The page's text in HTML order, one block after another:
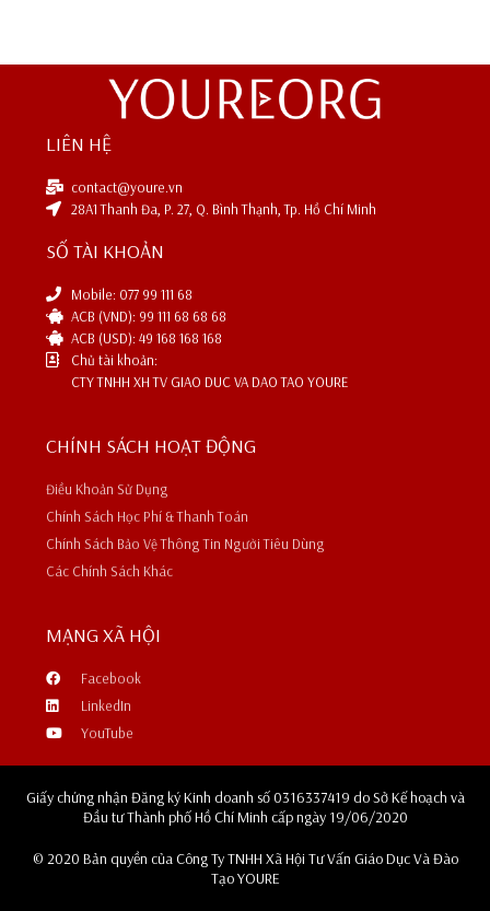
LIÊN HỆ
contact@youre.vn
28A1 Thanh Đa, P. 27, Q. Bình Thạnh, Tp. Hồ Chí Minh
SỐ TÀI KHOẢN
Mobile: 077 99 111 68
ACB (VND): 99 111 68 68 68
ACB (USD): 49 168 168 168
Chủ tài khoản:
CTY TNHH XH TV GIAO DUC VA DAO TAO YOURE
CHÍNH SÁCH HOẠT ĐỘNG
Điều Khoản Sử Dụng
Chính Sách Học Phí & Thanh Toán
Chính Sách Bảo Vệ Thông Tin Người Tiêu Dùng
Các Chính Sách Khác
MẠNG XÃ HỘI
Facebook
LinkedIn
YouTube
Giấy chứng nhận Đăng ký Kinh doanh số 0316337419 do Sở Kế hoạch và
Đầu tư Thành phố Hồ Chí Minh cấp ngày 19/06/2020
© 2020 Bản quyền của Công Ty TNHH Xã Hội Tư Vấn Giáo Dục Và Đào
Tạo YOURE